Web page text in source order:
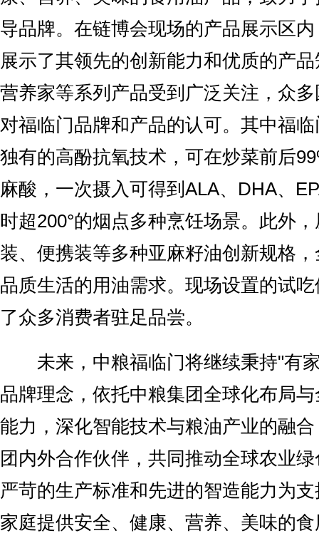
导品牌。在链博会现场的产品展示区
展示了其领先的创新能力和优质的产
营养家等系列产品受到广泛关注，众
对福临门品牌和产品的认可。其中福
独有的高酚抗氧技术，可在炒菜前后
麻酸，一次摄入可得到ALA、DHA、
时超200°的烟点多种烹饪场景。此外
装、便携装等多种亚麻籽油创新规格
品质生活的用油需求。现场设置的试
了众多消费者驻足品尝。
未来，中粮福临门将继续秉持"有
品牌理念，依托中粮集团全球化布局
能力，深化智能技术与粮油产业的融
团内外合作伙伴，共同推动全球农业
严苛的生产标准和先进的智造能力为
家庭提供安全、健康、营养、美味的